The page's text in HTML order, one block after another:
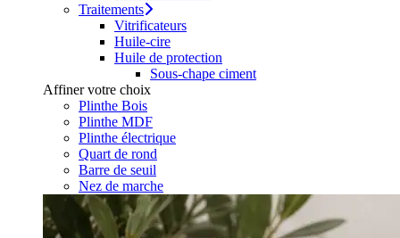
Traitements
Vitrificateurs
Huile-cire
Huile de protection
Sous-chape ciment
Affiner votre choix
Plinthe Bois
Plinthe MDF
Plinthe électrique
Quart de rond
Barre de seuil
Nez de marche